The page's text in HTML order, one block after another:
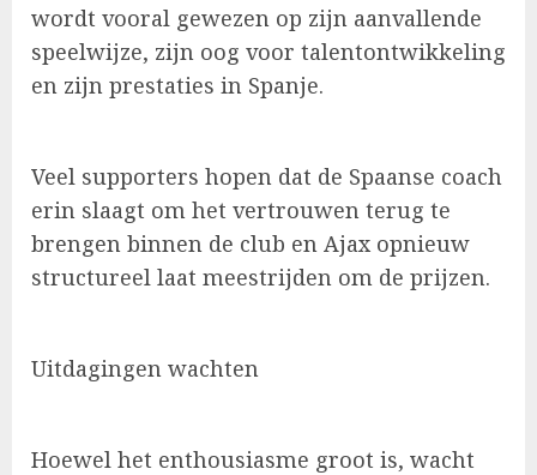
wordt vooral gewezen op zijn aanvallende
speelwijze, zijn oog voor talentontwikkeling
en zijn prestaties in Spanje.
Veel supporters hopen dat de Spaanse coach
erin slaagt om het vertrouwen terug te
brengen binnen de club en Ajax opnieuw
structureel laat meestrijden om de prijzen.
Uitdagingen wachten
Hoewel het enthousiasme groot is, wacht